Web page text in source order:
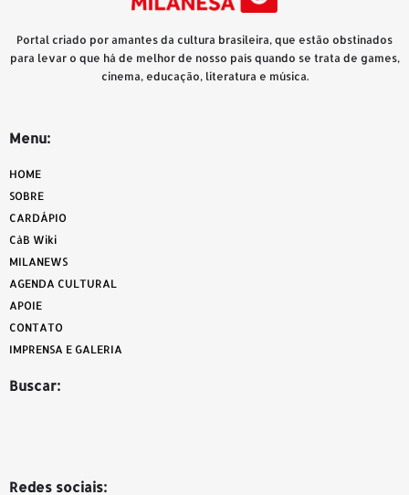
Portal criado por amantes da cultura brasileira, que estão obstinados
para levar o que há de melhor de nosso país quando se trata de games,
cinema, educação, literatura e música.
Menu:
HOME
SOBRE
CARDÁPIO
CàB Wiki
MILANEWS
AGENDA CULTURAL
APOIE
CONTATO
IMPRENSA E GALERIA
Buscar:
Redes sociais: